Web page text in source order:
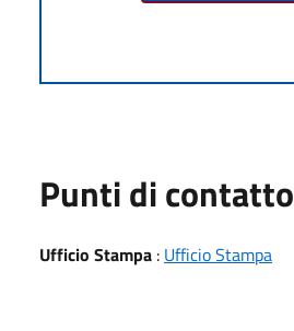
Punti di contatto
Ufficio Stampa : Ufficio Stampa